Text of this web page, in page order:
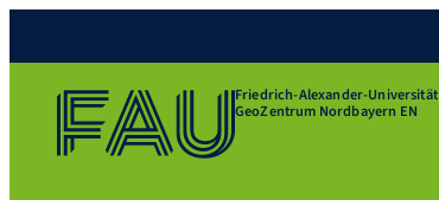
Friedrich-Alexander-Universität
GeoZentrum Nordbayern EN